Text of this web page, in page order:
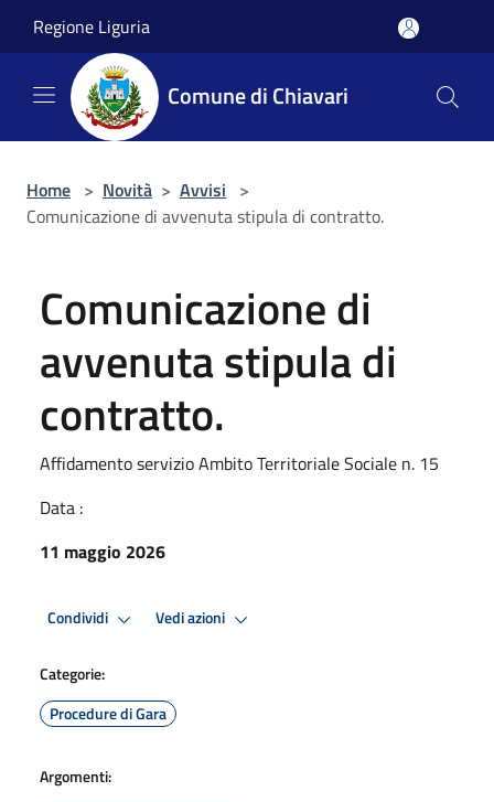
Regione Liguria
Comune di Chiavari
Home > Novità > Avvisi >
Comunicazione di avvenuta stipula di contratto.
Comunicazione di
avvenuta stipula di
contratto.
Affidamento servizio Ambito Territoriale Sociale n. 15
Data :
11 maggio 2026
Condividi Vedi azioni
Categorie:
Procedure di Gara
Argomenti: